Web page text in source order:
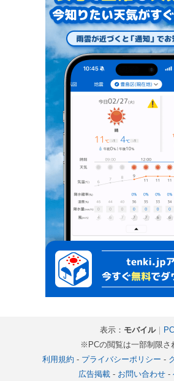
表示： モバイル｜ PC
※PCの閲覧は一部制限さ
利用規約 - プライバシーポリシー -
広告掲載- お問い合わせ-